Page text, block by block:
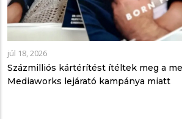
júl 18, 2026
Százmilliós kártérítést ítéltek meg a
Mediaworks lejárató kampánya miatt